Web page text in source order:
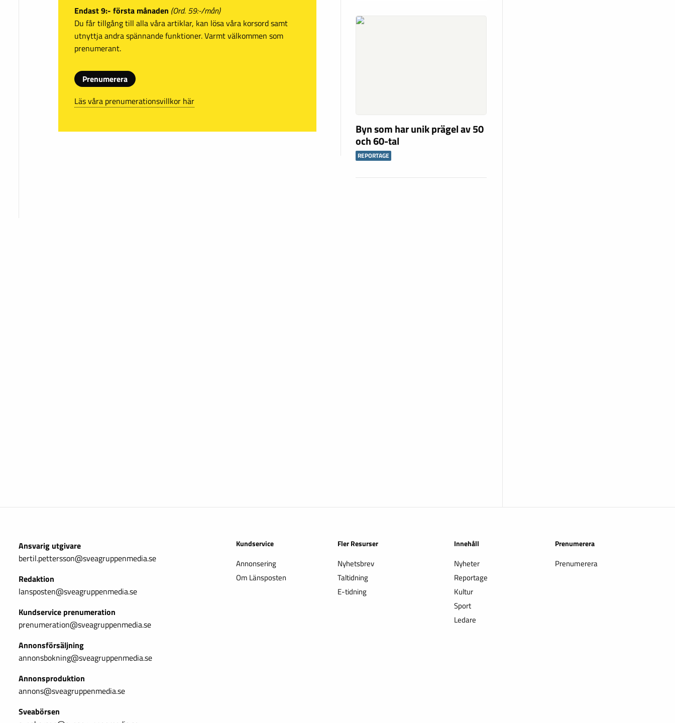
Endast 9:- första månaden (Ord. 59:-/mån)
Du får tillgång till alla våra artiklar, kan lösa våra korsord samt
utnyttja andra spännande funktioner. Varmt välkommen som
prenumerant.
Prenumerera
Läs våra prenumerationsvillkor här
Byn som har unik prägel av 50
och 60-tal
REPORTAGE
Ansvarig utgivare
bertil.pettersson@sveagruppenmedia.se
Redaktion
lansposten@sveagruppenmedia.se
Kundservice prenumeration
prenumeration@sveagruppenmedia.se
Annonsförsäljning
annonsbokning@sveagruppenmedia.se
Annonsproduktion
annons@sveagruppenmedia.se
Sveabörsen
Kundservice
Annonsering
Om Länsposten
Fler Resurser
Nyhetsbrev
Taltidning
E-tidning
Innehåll
Nyheter
Reportage
Kultur
Sport
Ledare
Prenumerera
Prenumerera